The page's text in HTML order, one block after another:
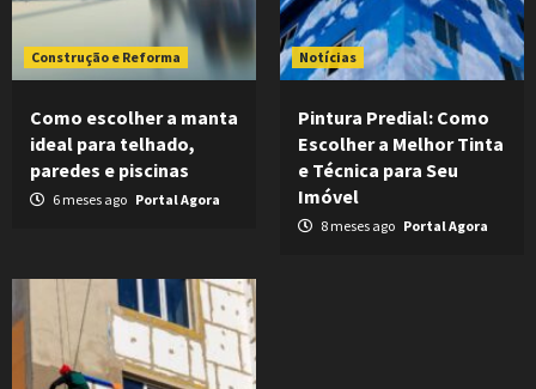
Construção e Reforma
Como escolher a manta
ideal para telhado,
paredes e piscinas
6 meses ago Portal Agora
Notícias
Pintura Predial: Como
Escolher a Melhor Tinta
e Técnica para Seu
Imóvel
8 meses ago Portal Agora